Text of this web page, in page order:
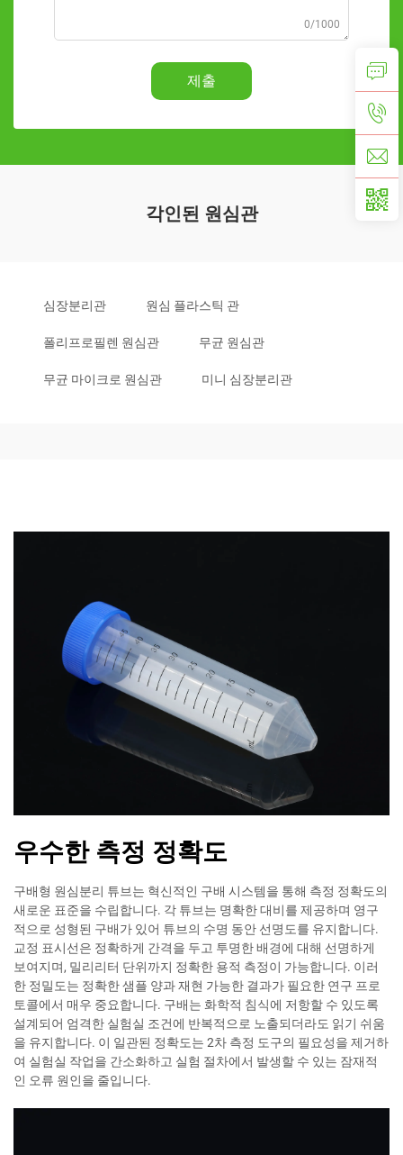
0/1000
제출
각인된 원심관
심장분리관 원심 플라스틱 관
폴리프로필렌 원심관 무균 원심관
무균 마이크로 원심관 미니 심장분리관
우수한 측정 정확도
구배형 원심분리 튜브는 혁신적인 구배 시스템을 통해 측정 정확도의
새로운 표준을 수립합니다. 각 튜브는 명확한 대비를 제공하며 영구
적으로 성형된 구배가 있어 튜브의 수명 동안 선명도를 유지합니다.
교정 표시선은 정확하게 간격을 두고 투명한 배경에 대해 선명하게
보여지며, 밀리리터 단위까지 정확한 용적 측정이 가능합니다. 이러
한 정밀도는 정확한 샘플 양과 재현 가능한 결과가 필요한 연구 프로
토콜에서 매우 중요합니다. 구배는 화학적 침식에 저항할 수 있도록
설계되어 엄격한 실험실 조건에 반복적으로 노출되더라도 읽기 쉬움
을 유지합니다. 이 일관된 정확도는 2차 측정 도구의 필요성을 제거하
여 실험실 작업을 간소화하고 실험 절차에서 발생할 수 있는 잠재적
인 오류 원인을 줄입니다.